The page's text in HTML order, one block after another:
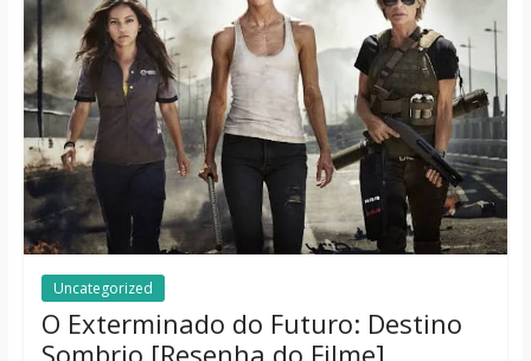
Uncategorized
O Exterminado do Futuro: Destino